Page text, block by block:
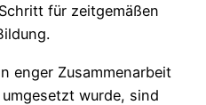
für zeitgemäßen
enger Zusammenarbeit
wurde, sind